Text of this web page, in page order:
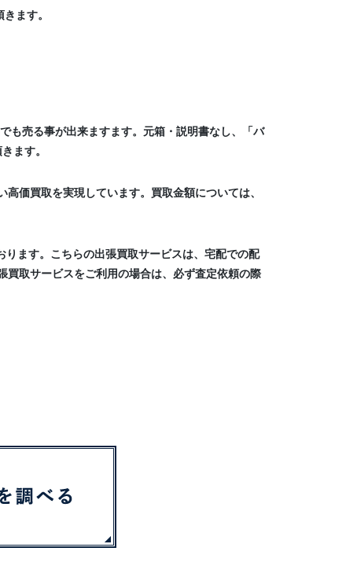
ます。
も売る事が出来ますます。元箱・説明書なし、「バ
ます。
価買取を実現しています。買取金額については、
ます。こちらの出張買取サービスは、宅配での配
取サービスをご利用の場合は、必ず査定依頼の際